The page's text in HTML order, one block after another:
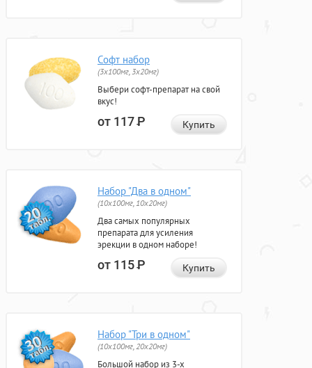
Софт набор
(3x100мг, 3x20мг)
Выбери софт-препарат на свой
вкус!
от 117Р Купить
Набор "Два в одном"
(10x100мг, 10x20мг)
Два самых популярных
препарата для усиления
эрекции в одном наборе!
от 115Р Купить
Набор "Три в одном"
(10x100мг, 20x20мг)
Большой набор из 3-х